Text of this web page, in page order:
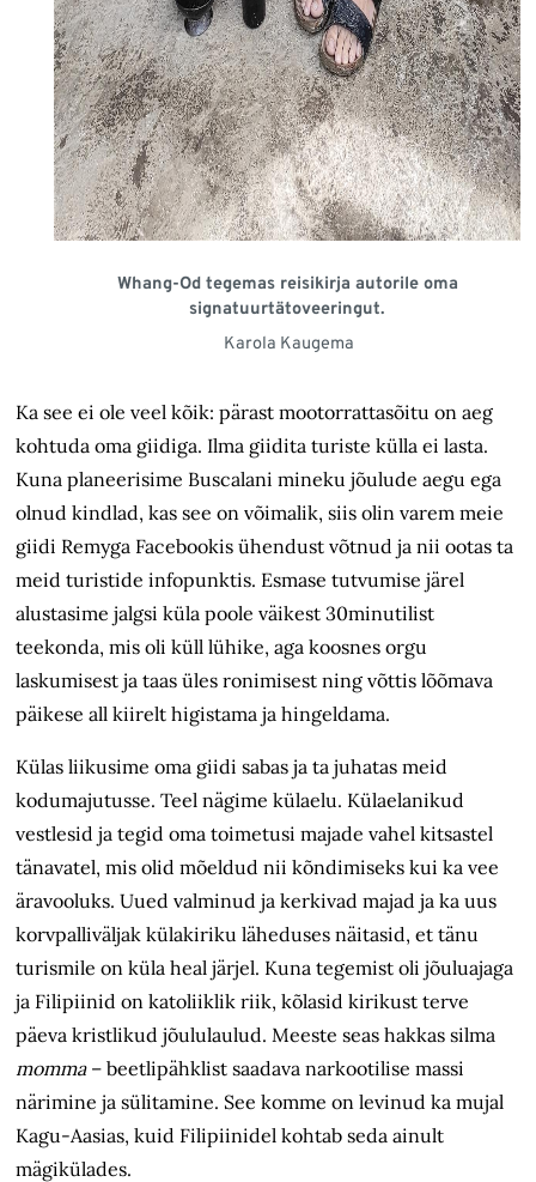
Whang-Od tegemas reisikirja autorile oma
signatuurtätoveeringut.
Karola Kaugema
Ka see ei ole veel kõik: pärast mootorrattasõitu on aeg
kohtuda oma giidiga. Ilma giidita turiste külla ei lasta.
Kuna planeerisime Buscalani mineku jõulude aegu ega
olnud kindlad, kas see on võimalik, siis olin varem meie
giidi Remyga Facebookis ühendust võtnud ja nii ootas ta
meid turistide infopunktis. Esmase tutvumise järel
alustasime jalgsi küla poole väikest 30minutilist
teekonda, mis oli küll lühike, aga koosnes orgu
laskumisest ja taas üles ronimisest ning võttis lõõmava
päikese all kiirelt higistama ja hingeldama.
Külas liikusime oma giidi sabas ja ta juhatas meid
kodumajutusse. Teel nägime külaelu. Külaelanikud
vestlesid ja tegid oma toimetusi majade vahel kitsastel
tänavatel, mis olid mõeldud nii kõndimiseks kui ka vee
äravooluks. Uued valminud ja kerkivad majad ja ka uus
korvpalliväljak külakiriku läheduses näitasid, et tänu
turismile on küla heal järjel. Kuna tegemist oli jõuluajaga
ja Filipiinid on katoliiklik riik, kõlasid kirikust terve
päeva kristlikud jõululaulud. Meeste seas hakkas silma
momma– beetlipähklist saadava narkootilise massi
närimine ja sülitamine. See komme on levinud ka mujal
Kagu-Aasias, kuid Filipiinidel kohtab seda ainult
mägikülades.